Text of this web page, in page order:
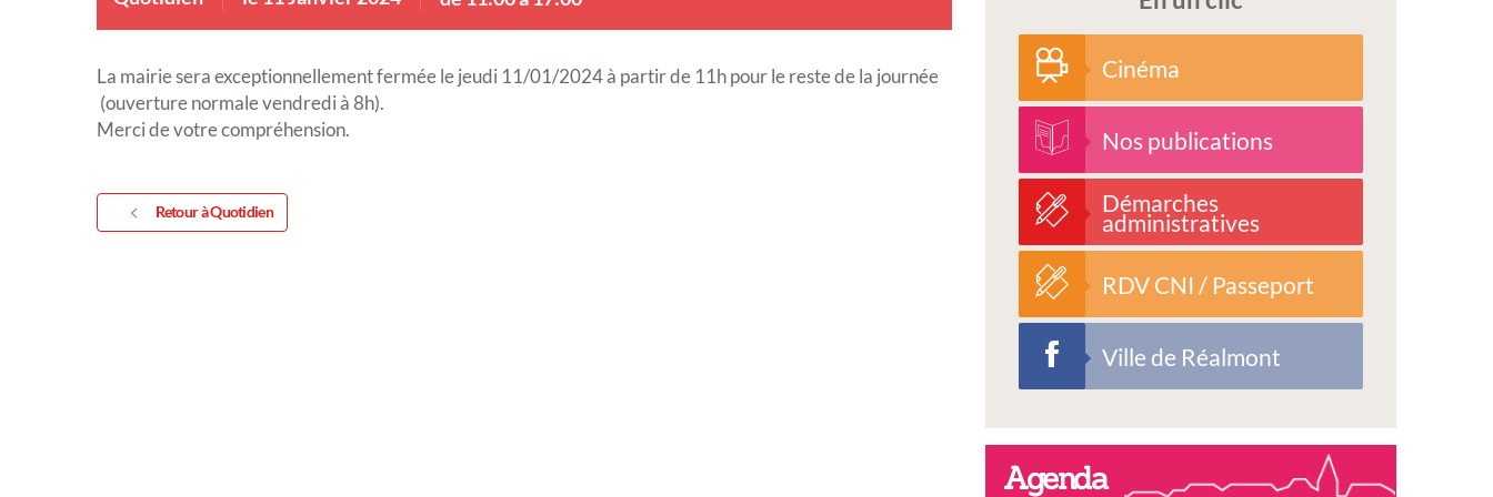
La mairie sera exceptionnellement fermée le jeudi 11/01/2024 à partir de 11h pour le reste de la journée
(ouverture normale vendredi à 8h).
Merci de votre compréhension.
Retour à Quotidien
Cinéma
Nos publications
Démarches
administratives
RDV CNI / Passeport
Ville de Réalmont
Agenda